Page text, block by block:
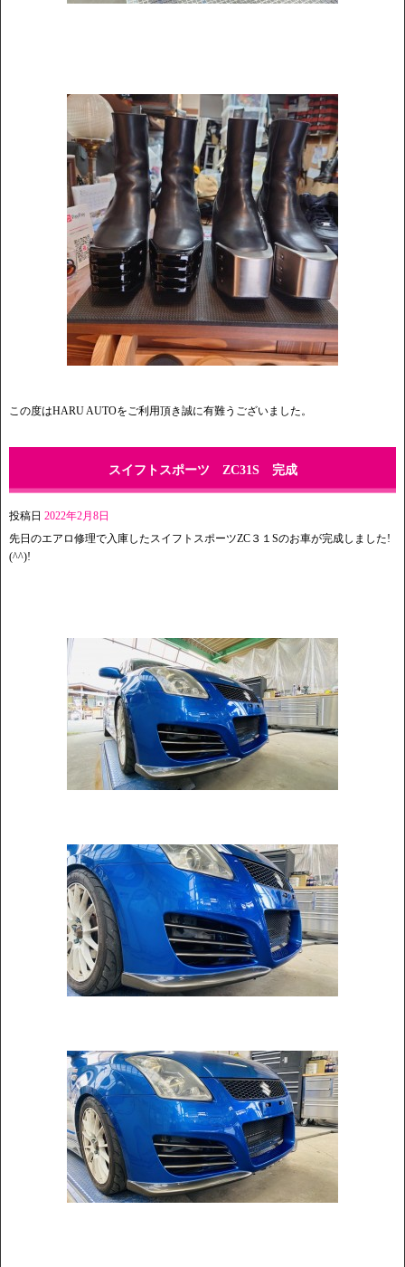
この度はHARU AUTOをご利用頂き誠に有難うございました。
スイフトスポーツ ZC31S 完成
投稿日 2022年2月8日
先日のエアロ修理で入庫したスイフトスポーツZC３１Sのお車が完成しました!
(^^)!